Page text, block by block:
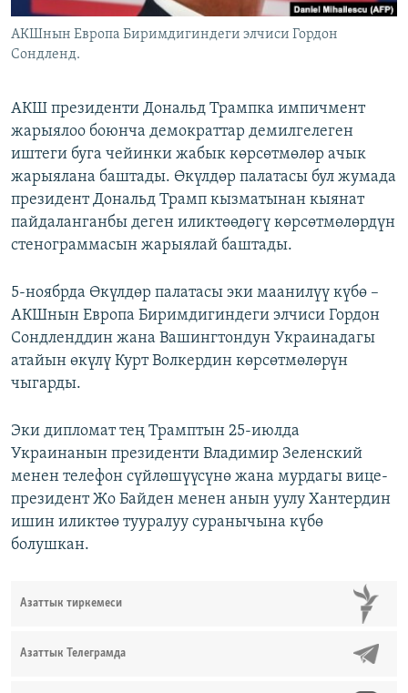
АКШнын Европа Биримдигиндеги элчиси Гордон
Сондленд.
АКШ президенти Дональд Трампка импичмент
жарыялоо боюнча демократтар демилгелеген
иштеги буга чейинки жабык көрсөтмөлөр ачык
жарыялана баштады. Өкүлдөр палатасы бул жумада
президент Дональд Трамп кызматынан кыянат
пайдаланганбы деген иликтөөдөгү көрсөтмөлөрдүн
стенограммасын жарыялай баштады.
5-ноябрда Өкүлдөр палатасы эки маанилүү күбө –
АКШнын Европа Биримдигиндеги элчиси Гордон
Сондленддин жана Вашингтондун Украинадагы
атайын өкүлү Курт Волкердин көрсөтмөлөрүн
чыгарды.
Эки дипломат тең Трамптын 25-июлда
Украинанын президенти Владимир Зеленский
менен телефон сүйлөшүүсүнө жана мурдагы вице-
президент Жо Байден менен анын уулу Хантердин
ишин иликтөө тууралуу суранычына күбө
болушкан.
Азаттык тиркемеси
Азаттык Телеграмда